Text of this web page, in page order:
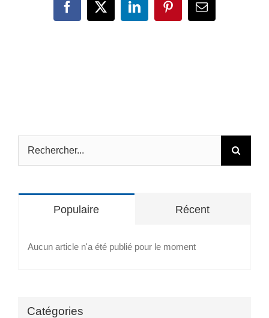
Facebook
X LinkedInPinterestEmail
Rechercher:
Populaire Récent
Aucun article n'a été publié pour le moment
Catégories